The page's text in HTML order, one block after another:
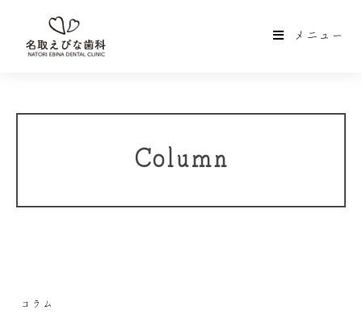
メニュー
Column
コラム